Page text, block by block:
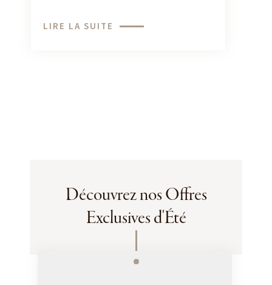
LIRE LA SUITE
Découvrez nos Offres
Exclusives d'Été